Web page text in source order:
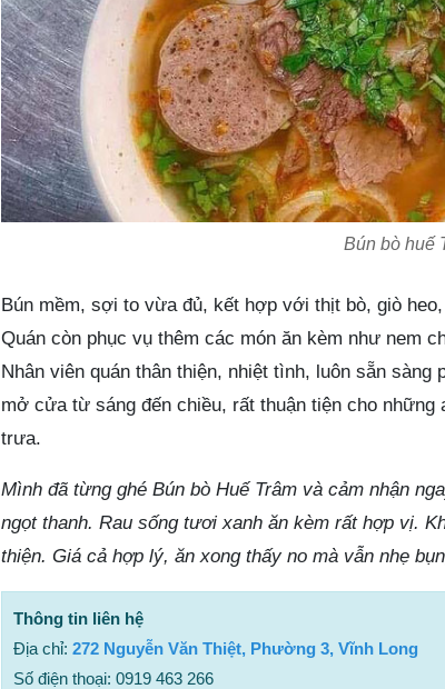
Bún bò huế
Bún mềm, sợi to vừa đủ, kết hợp với thịt bò, giò
Quán còn phục vụ thêm các món ăn kèm như nem
Nhân viên quán thân thiện, nhiệt tình, luôn sẵn
mở cửa từ sáng đến chiều, rất thuận tiện cho
trưa.
Mình đã từng ghé Bún bò Huế Trâm và cảm nhận
ngọt thanh. Rau sống tươi xanh ăn kèm rất hợp vị.
thiện. Giá cả hợp lý, ăn xong thấy no mà vẫn nhẹ
Thông tin liên hệ
Địa chỉ: 272 Nguyễn Văn Thiệt, Phường 3, Vĩnh Long
Số điện thoại: 0919 463 266